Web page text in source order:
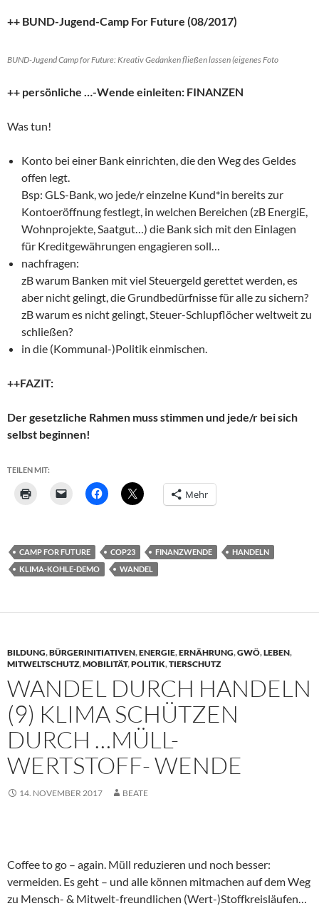
++ BUND-Jugend-Camp For Future (08/2017)
BUND-Jugend Camp for Future: Kreativ Gedanken fließen lassen (eigenes Foto
++ persönliche …-Wende einleiten: FINANZEN
Was tun!
Konto bei einer Bank einrichten, die den Weg des Geldes
offen legt.
Bsp: GLS-Bank, wo jede/r einzelne Kund*in bereits zur
Kontoeröffnung festlegt, in welchen Bereichen (zB EnergiE,
Wohnprojekte, Saatgut…) die Bank sich mit den Einlagen
für Kreditgewährungen engagieren soll…
nachfragen:
zB warum Banken mit viel Steuergeld gerettet werden, es
aber nicht gelingt, die Grundbedürfnisse für alle zu sichern?
zB warum es nicht gelingt, Steuer-Schlupflöcher weltweit zu
schließen?
in die (Kommunal-)Politik einmischen.
++FAZIT:
Der gesetzliche Rahmen muss stimmen und jede/r bei sich
selbst beginnen!
TEILEN MIT:
Mehr
CAMP FOR FUTURE COP23 FINANZWENDE
HANDELN
KLIMA-KOHLE-DEMO
WANDEL
BILDUNG,BÜRGERINITIATIVEN,ENERGIE,ERNÄHRUNG,GWÖ,LEBEN,
MITWELTSCHUTZ,MOBILITÄT,POLITIK,TIERSCHUTZ
WANDEL DURCH HANDELN
(9) KLIMA SCHÜTZEN
DURCH …MÜLL-
WERTSTOFF- WENDE
14. NOVEMBER 2017 BEATE
Coffee to go – again. Müll reduzieren und noch besser:
vermeiden. Es geht – und alle können mitmachen auf dem Weg
zu Mensch- & Mitwelt-freundlichen (Wert-)Stoffkreisläufen…